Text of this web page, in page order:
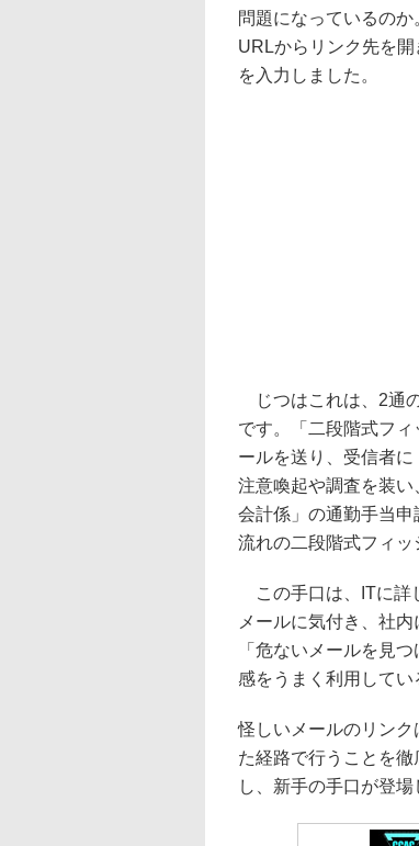
問題になっているの
URLからリンク先を
を入力しました。
じつはこれは、2通
です。「二段階式フ
ールを送り、受信者
注意喚起や調査を装
会計係」の通勤手当
流れの二段階式フィッ
この手口は、ITに詳
メールに気付き、社
「危ないメールを見
感をうまく利用してい
怪しいメールのリン
た経路で行うことを
し、新手の手口が登場